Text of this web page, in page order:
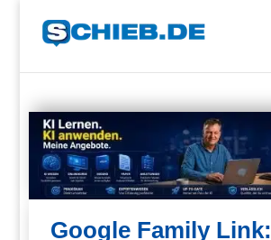
Google Family Link: